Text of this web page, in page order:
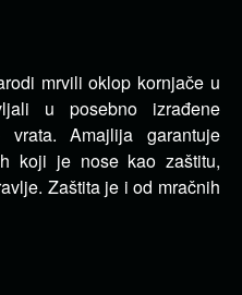
mrvili oklop kornjače u
u posebno izrađene
Amajlija garantuje
koji je nose kao zaštitu,
Zaštita je i od mračnih